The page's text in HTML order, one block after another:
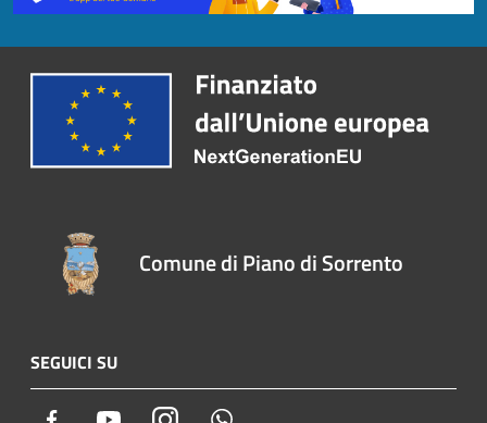
Comune di Piano di Sorrento
SEGUICI SU